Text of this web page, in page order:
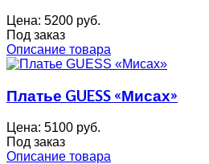
Цена: 5200 руб.
Под заказ
Описание товара
Платье GUESS «Мисах»
Цена: 5100 руб.
Под заказ
Описание товара